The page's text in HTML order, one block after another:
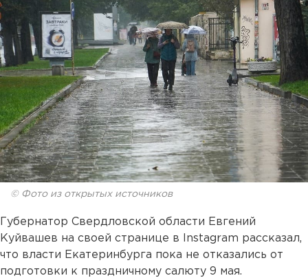
© Фото из открытых источников
Губернатор Свердловской области Евгений
Куйвашев на своей странице в Instagram рассказал,
что власти Екатеринбурга пока не отказались от
подготовки к праздничному салюту 9 мая.